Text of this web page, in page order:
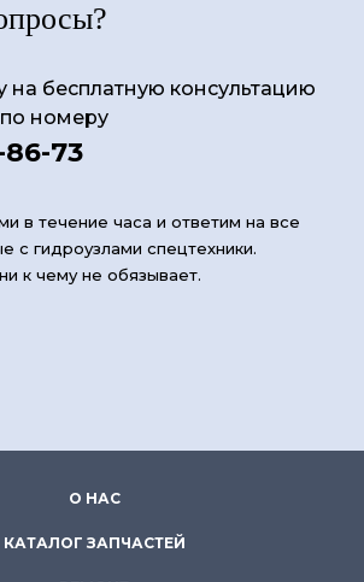
на бесплатную консультацию
номеру
73
в течение часа и ответим на все
с гидроузлами спецтехники.
к чему не обязывает.
О НАС
КАТАЛОГ ЗАПЧАСТЕЙ